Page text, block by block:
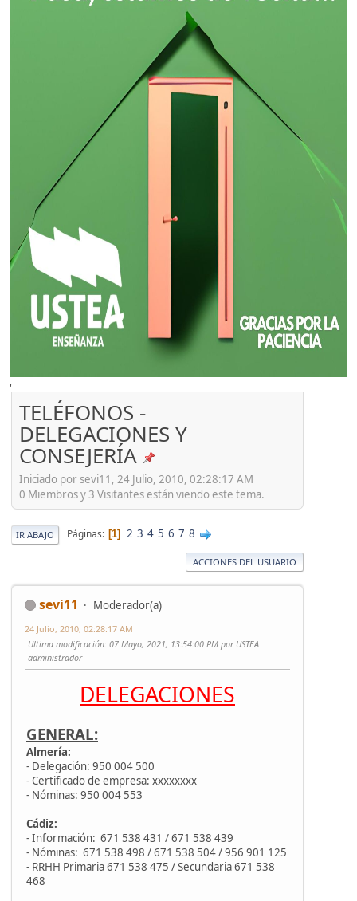
'
TELÉFONOS -
DELEGACIONES Y
CONSEJERÍA
Iniciado por sevi11, 24 Julio, 2010, 02:28:17 AM
0 Miembros y 3 Visitantes están viendo este tema.
IR ABAJO Páginas 1 2 3 4 5 6 7 8
ACCIONES DEL USUARIO
sevi11 Moderador(a)
24 Julio, 2010, 02:28:17 AM
Ultima modificación: 07 Mayo, 2021, 13:54:00 PM por USTEA
administrador
DELEGACIONES
GENERAL:
Almería:
- Delegación: 950 004 500
- Certificado de empresa: xxxxxxxx
- Nóminas: 950 004 553
Cádiz:
- Información: 671 538 431 / 671 538 439
- Nóminas: 671 538 498 / 671 538 504 / 956 901 125
- RRHH Primaria 671 538 475 / Secundaria 671 538
468